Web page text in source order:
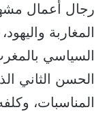
رجال أعمال
المغاربة
السياسي
الحسن الثاني
المناسبات،